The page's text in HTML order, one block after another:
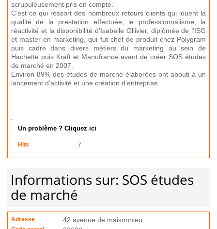
scrupuleusement pris en compte.
C’est ce qui ressort des nombreux retours clients qui louent la
qualité de la prestation effectuée, le professionnalisme, la
réactivité et la disponibilité d’Isabelle Ollivier, diplômée de l’ISG
et master en marketing, qui fut chef de produit chez Polygram
puis cadre dans divers métiers du marketing au sein de
Hachette puis Kraft et Manufrance avant de créer SOS études
de marché en 2007.
Environ 89% des études de marché élaborées ont abouti à un
lancement d’activité et une création d’entreprise.
Un problème ? Cliquez ici
Hits 7
Informations sur: SOS études
de marché
Adresse 42 avenue de maisonnieu